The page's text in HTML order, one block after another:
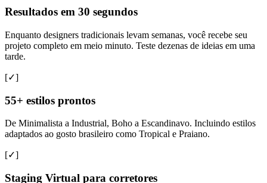
Resultados em 30 segundos
Enquanto designers tradicionais levam semanas, você recebe seu
projeto completo em meio minuto. Teste dezenas de ideias em uma
tarde.
[✓]
55+ estilos prontos
De Minimalista a Industrial, Boho a Escandinavo. Incluindo estilos
adaptados ao gosto brasileiro como Tropical e Praiano.
[✓]
Staging Virtual para corretores